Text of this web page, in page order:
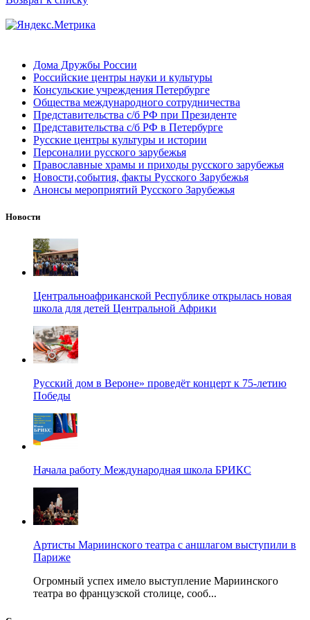
Дома Дружбы России
Российские центры науки и культуры
Консульские учреждения Петербурге
Общества международного сотрудничества
Представительства с/б РФ при Президенте
Представительства с/б РФ в Петербурге
Русские центры культуры и истории
Персоналии русского зарубежья
Православные храмы и приходы русского зарубежья
Новости,события, факты Русского Зарубежья
Анонсы мероприятий Русского Зарубежья
Новости
Центральноафриканской Республике открылась новая
школа для детей Центральной Африки
Русский дом в Вероне» проведёт концерт к 75-летию
Победы
Начала работу Международная школа БРИКС
Артисты Мариинского театра с аншлагом выступили в
Париже
Огромный успех имело выступление Мариинского
театра во французской столице, сооб...